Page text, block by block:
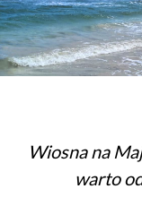
Wiosna na
warto